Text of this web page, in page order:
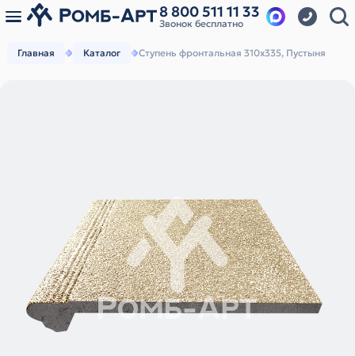
8 800 511 11 33
Звонок бесплатно
Главная Каталог Ступень фронтальная 310х335, Пустыня